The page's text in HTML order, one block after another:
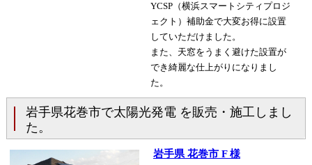
YCSP（横浜スマートシティプロジ
ェクト）補助金で大変お得に設置
していただけました。
また、天窓をうまく避けた設置が
でき綺麗な仕上がりになりまし
た。
岩手県花巻市で太陽光発電 を販売・施工しまし
た。
岩手県 花巻市 F 様